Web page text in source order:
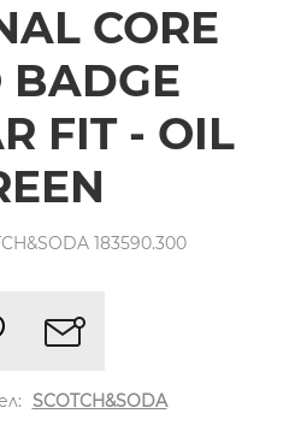
CORE
BADGE
FIT - OIL
183590.300
SCOTCH&SODA